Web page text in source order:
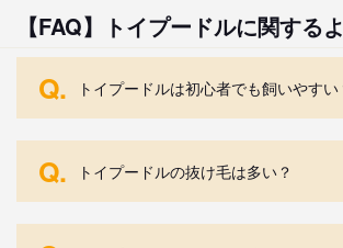
【FAQ】トイプードルに関する
Q. トイプードルは初心者でも飼いやすい
Q. トイプードルの抜け毛は多い？